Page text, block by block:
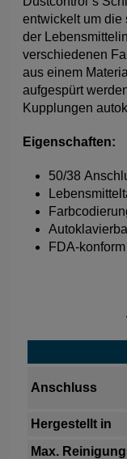
entwickelt um die
der
verschiedenen
aus einem
aufgespürt
Kupplungen
Eigenschaften:
50/38
FDA-konform
Anschluss
Hergestellt in
Max.